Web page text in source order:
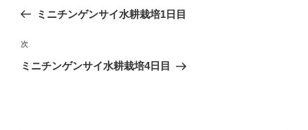
ナ
ビ
ゲ
の
稿
ミニチンゲンサイ水耕栽培1日目
次
の
次
ミニチンゲンサイ水耕栽培4日目